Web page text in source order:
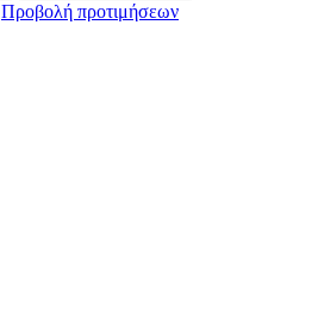
Προβολή προτιμήσεων